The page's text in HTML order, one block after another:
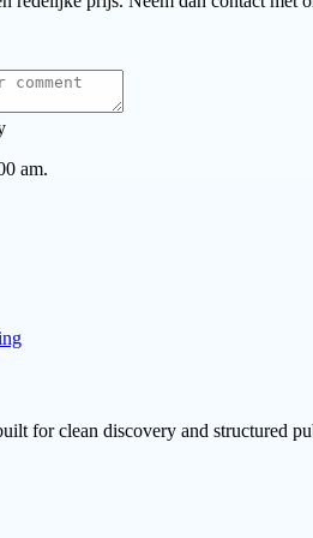
am.
for clean discovery and structured